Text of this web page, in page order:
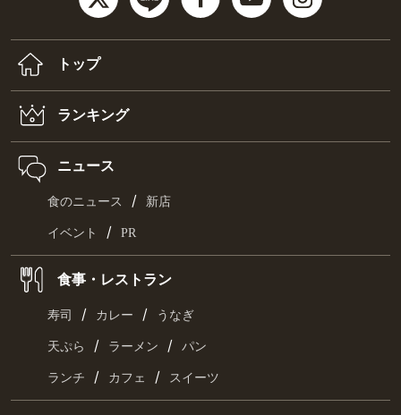
トップ
ランキング
ニュース
食のニュース / 新店
イベント / PR
食事・レストラン
寿司 / カレー / うなぎ
天ぷら / ラーメン / パン
ランチ / カフェ / スイーツ